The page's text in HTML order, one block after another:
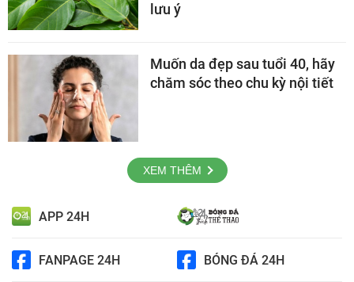
lưu ý
Muốn da đẹp sau tuổi 40, hãy
chăm sóc theo chu kỳ nội tiết
XEM THÊM
APP 24H
FANPAGE 24H BÓNG ĐÁ 24H